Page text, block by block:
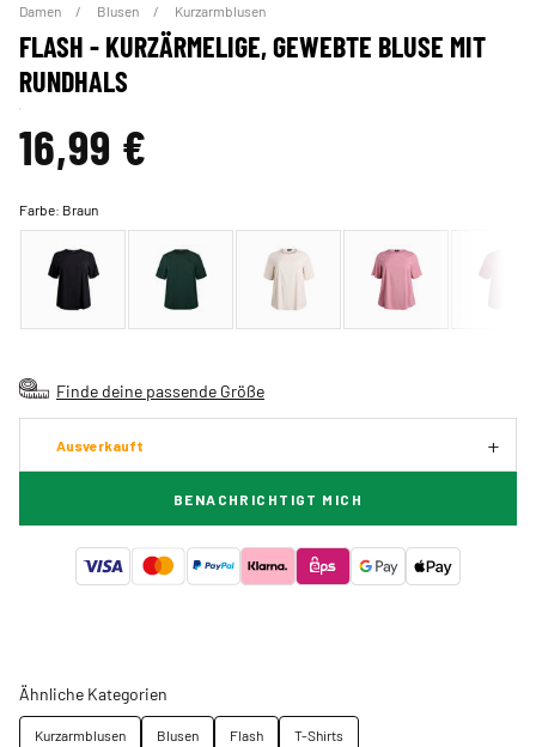
Damen Blusen Kurzarmblusen
FLASH - KURZÄRMELIGE, GEWEBTE BLUSE MIT
RUNDHALS
16,99 €
Farbe: Braun
Finde deine passende Größe
Ausverkauft
BENACHRICHTIGT MICH
Ähnliche Kategorien
Kurzarmblusen Blusen Flash T-Shirts